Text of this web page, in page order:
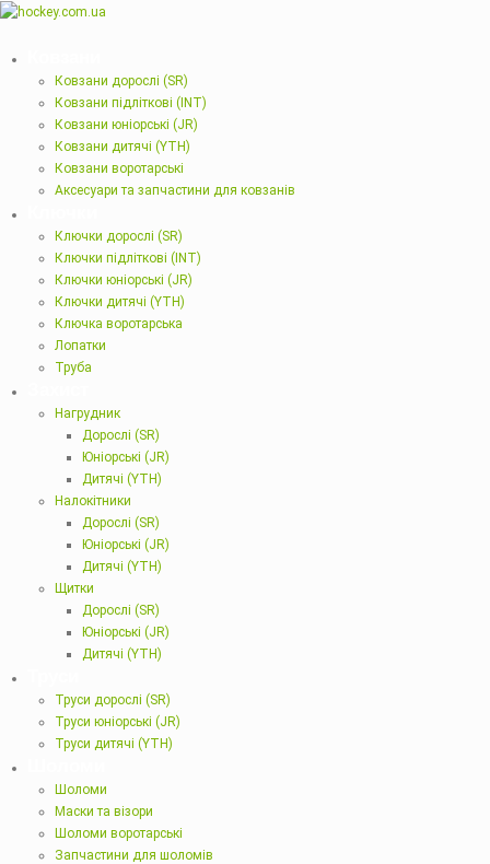
Ковзани дорослі (SR)
Ковзани підліткові (INT)
Ковзани юніорські (JR)
Ковзани дитячі (YTH)
Ковзани воротарські
Аксесуари та запчастини для ковзанів
Ключки дорослі (SR)
Ключки підліткові (INT)
Ключки юніорські (JR)
Ключки дитячі (YTH)
Ключка воротарська
Лопатки
Труба
Нагрудник
Дорослі (SR)
Юніорські (JR)
Дитячі (YTH)
Налокітники
Дорослі (SR)
Юніорські (JR)
Дитячі (YTH)
Щитки
Дорослі (SR)
Юніорські (JR)
Дитячі (YTH)
Труси дорослі (SR)
Труси юніорські (JR)
Труси дитячі (YTH)
Шоломи
Маски та візори
Шоломи воротарські
Запчастини для шоломів